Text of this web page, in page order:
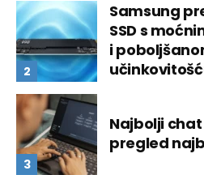
Samsung
SSD s
i
Najbolji
pregled